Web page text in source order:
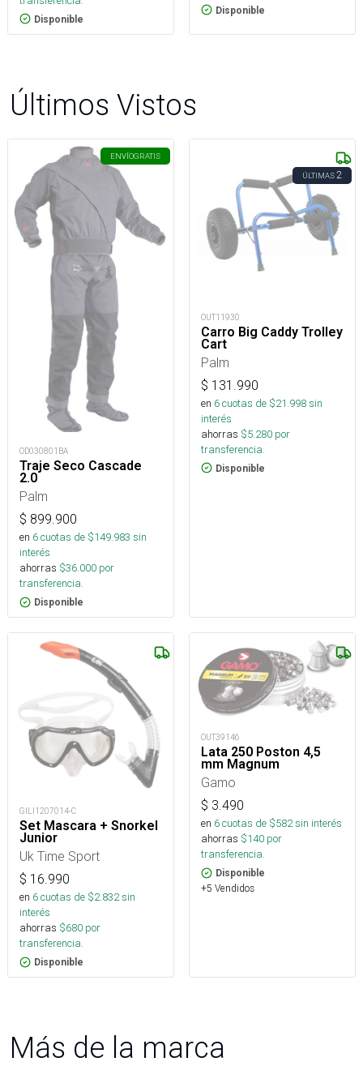
Disponible
Disponible
Últimos Vistos
ENVÍOGRATIS
OD030801BA
Traje Seco Cascade
2.0
Palm
$ 899.900
en 6cuotas de $149.983 sin
interés
ahorras $36.000 por
transferencia.
Disponible
ÚLTIMAS2
OUT11930
Carro Big Caddy Trolley
Cart
Palm
$ 131.990
en 6cuotas de $21.998sin
interés
ahorras $5.280 por
transferencia.
Disponible
GILI1207014-C
Set Mascara + Snorkel
Junior
Uk Time Sport
$ 16.990
en 6cuotas de $2.832sin
interés
ahorras $680 por
transferencia.
Disponible
OUT39146
Lata 250 Poston 4,5
mm Magnum
Gamo
$ 3.490
en 6cuotas de $582sin interés
ahorras $140 por
transferencia.
Disponible
+5 Vendidos
Más de la marca